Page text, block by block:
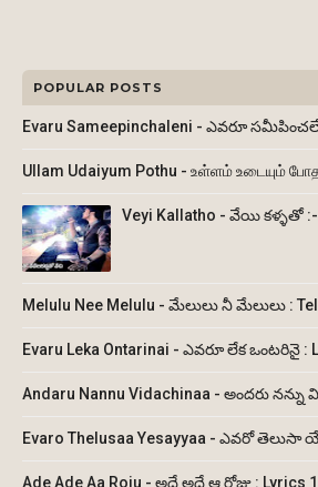
POPULAR POSTS
Evaru Sameepinchaleni - ఎవరూ
Ullam Udaiyum Pothu - உள்ளம் உடையும்
Veyi Kallatho - వేయి కళ్ళతో :-
Melulu Nee Melulu - మేలులు నీ మేలులు :
Evaru Leka Ontarinai - ఎవరూ లేక ఒంటరినై :
Andaru Nannu Vidachinaa - అందరు
Evaro Thelusaa Yesayyaa - ఎవరో
Ade Ade Aa Roju - అదే అదే ఆ రోజు : Lyrics